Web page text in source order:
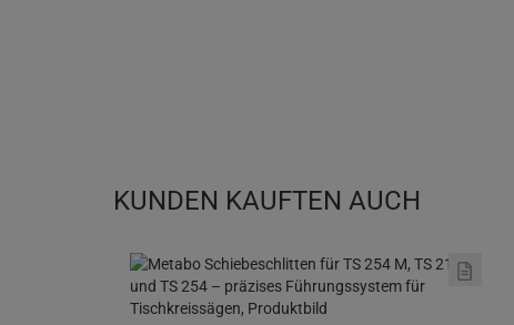
KUNDEN KAUFTEN AUCH